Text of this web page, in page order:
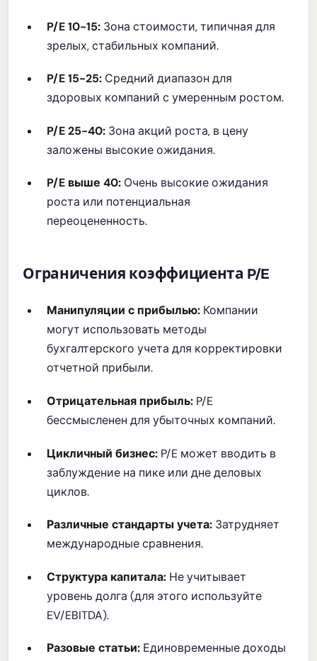
P/E 10-15: Зона стоимости, типичная для
зрелых, стабильных компаний.
P/E 15-25: Средний диапазон для
здоровых компаний с умеренным ростом.
P/E 25-40: Зона акций роста, в цену
заложены высокие ожидания.
P/E выше 40: Очень высокие ожидания
роста или потенциальная
переоцененность.
Ограничения коэффициента P/E
Манипуляции с прибылью: Компании
могут использовать методы
бухгалтерского учета для корректировки
отчетной прибыли.
Отрицательная прибыль: P/E
бессмысленен для убыточных компаний.
Цикличный бизнес: P/E может вводить в
заблуждение на пике или дне деловых
циклов.
Различные стандарты учета: Затрудняет
международные сравнения.
Структура капитала: Не учитывает
уровень долга (для этого используйте
EV/EBITDA).
Разовые статьи: Единовременные доходы